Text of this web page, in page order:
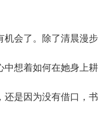
会了。除了清晨漫步
中想着如何在她身上耕
还是因为没有借口，书